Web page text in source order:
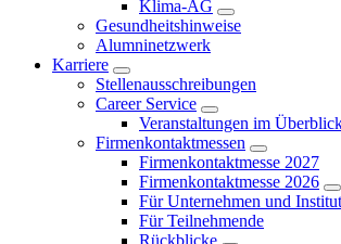
Klima-AG
Gesundheitshinweise
Alumninetzwerk
Karriere
Stellenausschreibungen
Career Service
Veranstaltungen im
Firmenkontaktmessen
Firmenkontaktmesse 2027
Firmenkontaktmesse 2026
Für Unternehmen und
Für Teilnehmende
Rückblicke